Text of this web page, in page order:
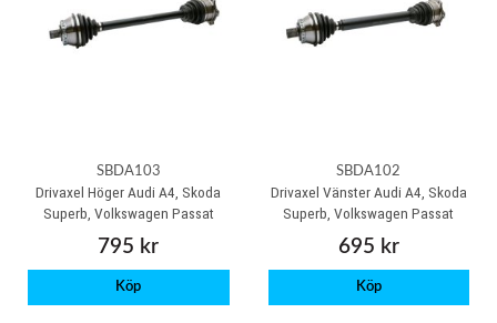
SBDA103
Drivaxel Höger Audi A4, Skoda
Superb, Volkswagen Passat
795 kr
Köp
SBDA102
Drivaxel Vänster Audi A4, Skoda
Superb, Volkswagen Passat
695 kr
Köp